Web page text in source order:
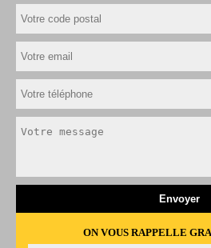
ON VOUS RAPPELLE